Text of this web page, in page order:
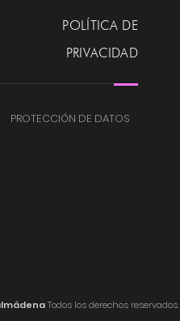
POLÍTICA DE
PRIVACIDAD
PROTECCIÓN DE DATOS
Todos los derechos reservados.